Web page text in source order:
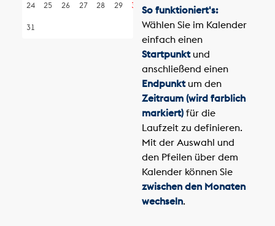
24 25 26 27 28 29 30
31
So funktioniert's:
Wählen Sie im Kalender
einfach einen
Startpunktund
anschließend einen
Endpunktum den
Zeitraum (wird farblich
markiert)für die
Laufzeit zu definieren.
Mit der Auswahl und
den Pfeilen über dem
Kalender können Sie
zwischen den Monaten
wechseln.